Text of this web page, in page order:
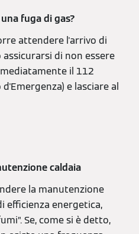
fuga di gas?
attendere l'arrivo di
assicurarsi di non essere
il 112
e lasciare al
caldaia
la manutenzione
efficienza energetica,
Se, come si è detto,